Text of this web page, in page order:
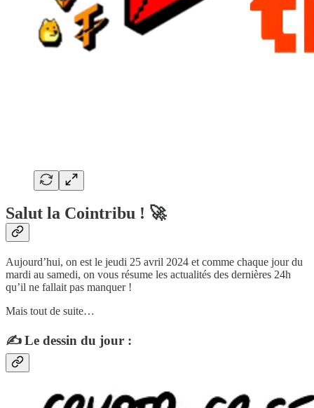
Salut la Cointribu ! 🚀
Aujourd’hui, on est le jeudi 25 avril 2024 et comme chaque jour du
mardi au samedi, on vous résume les actualités des dernières 24h
qu’il ne fallait pas manquer !
Mais tout de suite…
✍️ Le dessin du jour :